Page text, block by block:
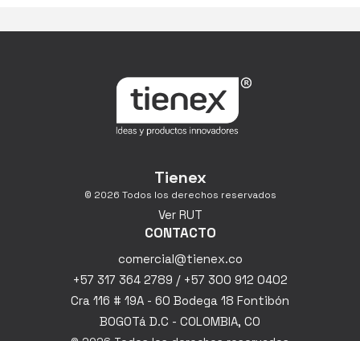
Tienex
© 2026 Todos los derechos reservados
Ver RUT
CONTACTO
comercial@tienex.co
+57 317 364 2789 / +57 300 912 0402
Cra 116 # 19A - 60 Bodega 18 Fontibón
BOGOTá D.C - COLOMBIA, CO